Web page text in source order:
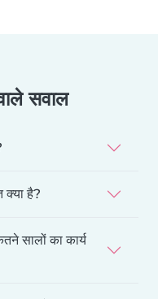
सवाल
क्या है?
सालों का कार्य